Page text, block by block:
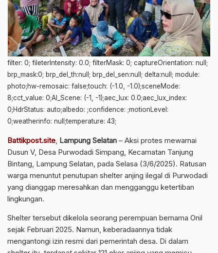
filter: 0; fileterIntensity: 0.0; filterMask: 0; captureOrientation: null;
brp_mask:0; brp_del_th:null; brp_del_sen:null; delta:null; module:
photo;hw-remosaic: false;touch: (-1.0, -1.0);sceneMode:
8;cct_value: 0;AI_Scene: (-1, -1);aec_lux: 0.0;aec_lux_index:
0;HdrStatus: auto;albedo: ;confidence: ;motionLevel:
0;weatherinfo: null;temperature: 43;
Battikpost.site Lampung Selatan – Aksi protes mewarnai
Dusun V, Desa Purwodadi Simpang, Kecamatan Tanjung
Bintang, Lampung Selatan, pada Selasa (3/6/2025). Ratusan
warga menuntut penutupan shelter anjing ilegal di Purwodadi
yang dianggap meresahkan dan mengganggu ketertiban
lingkungan.
Shelter tersebut dikelola seorang perempuan bernama Onil
sejak Februari 2025. Namun, keberadaannya tidak
mengantongi izin resmi dari pemerintah desa. Di dalam